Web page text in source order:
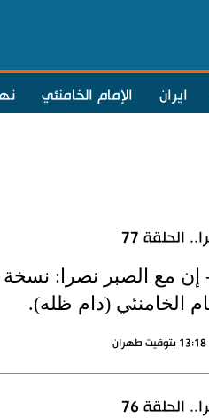
ايران الإمام الخامنئي
الحلقة 77
مع الصبر نصرا: نسخة
الخامنئي (دام ظله).
الحلقة 76